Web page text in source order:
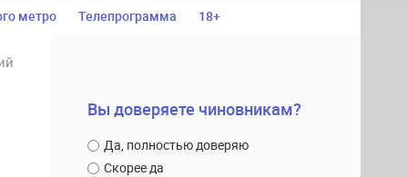
метро Телепрограмма 18+
Вы доверяете чиновникам?
Да, полностью доверяю
Скорее да